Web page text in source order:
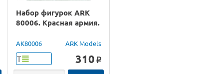
Набор фигурок ARK
80006. Красная армия.
AK80006 ARK Models
Т 310 o